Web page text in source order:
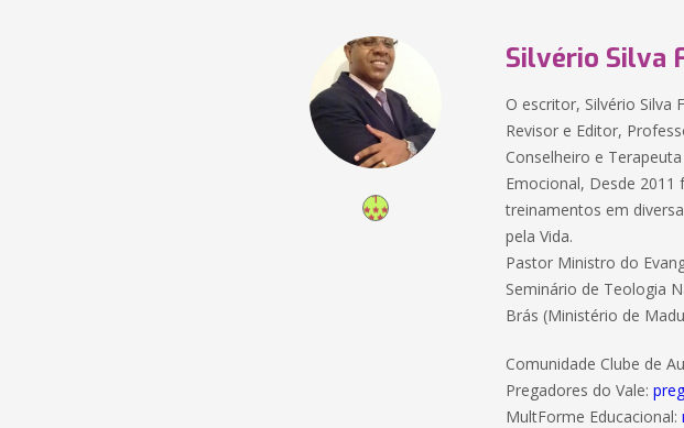
Silvério Silva
O escritor, Silvério Silva
Revisor e Editor,
Conselheiro e
Emocional, Desde
treinamentos em
pela Vida.
Pastor Ministro do
Seminário de Teologia
Brás (Ministério de
Comunidade Clube de
Pregadores do Vale:
MultForme Educacional: